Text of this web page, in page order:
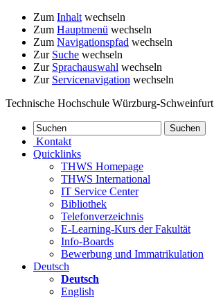
Zum Inhalt wechseln
Zum Hauptmenü wechseln
Zum Navigationspfad wechseln
Zur Suche wechseln
Zur Sprachauswahl wechseln
Zur Servicenavigation wechseln
Technische Hochschule Würzburg-Schweinfurt
Kontakt
Quicklinks
THWS Homepage
THWS International
IT Service Center
Bibliothek
Telefonverzeichnis
E-Learning-Kurs der Fakultät
Info-Boards
Bewerbung und Immatrikulation
Deutsch
Deutsch
English